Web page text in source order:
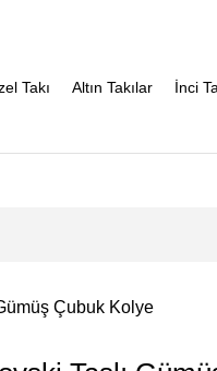
Takı Altın Takılar İnci
Çubuk Kolye